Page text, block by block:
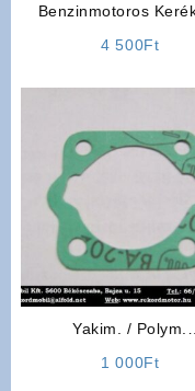
Benzinmotoros
4 500Ft
Yakim. / Polym.
1 000Ft